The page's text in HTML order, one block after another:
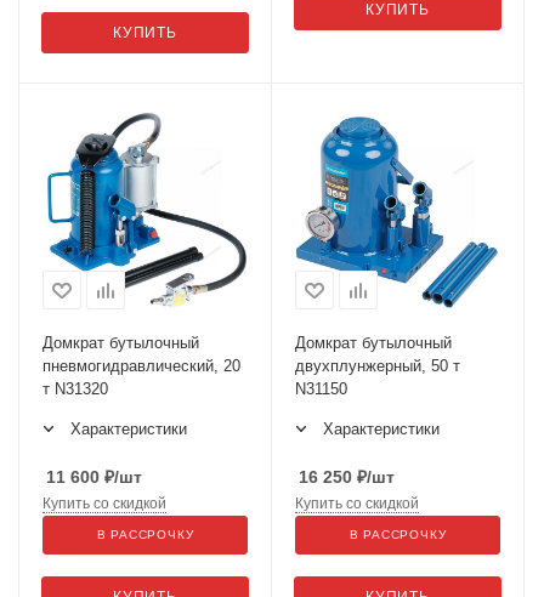
КУПИТЬ
КУПИТЬ
Домкрат бутылочный
пневмогидравлический, 20
т N31320
Характеристики
11 600 ₽/шт
Купить со скидкой
В РАССРОЧКУ
Домкрат бутылочный
двухплунжерный, 50 т
N31150
Характеристики
16 250 ₽/шт
Купить со скидкой
В РАССРОЧКУ